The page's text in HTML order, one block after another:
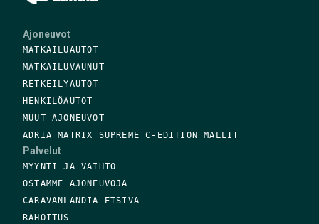
Ajoneuvot
MATKAILUAUTOT
MATKAILUVAUNUT
RETKEILYAUTOT
HENKILÖAUTOT
MUUT AJONEUVOT
ADRIA MATRIX SUPREME C-EDITION MALLIT
Palvelut
MYYNTI JA VAIHTO
OSTAMME AJONEUVOJA
CARAVANLANDIA ETSIVÄ
RAHOITUS